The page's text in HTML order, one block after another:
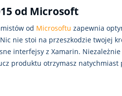
od Microsoft
od Microsoftu zapewnia
nie stoi na przeszkodzie twojej
interfejsy z Xamarin. Niezależnie
produktu otrzymasz natychmiast